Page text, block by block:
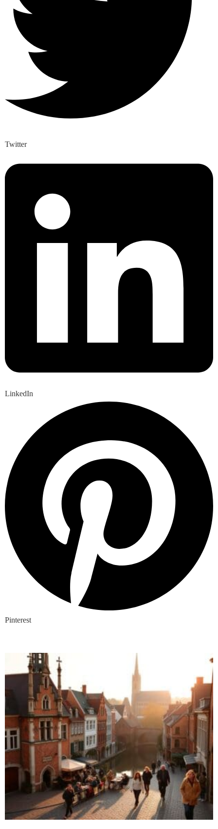
Twitter
LinkedIn
Pinterest